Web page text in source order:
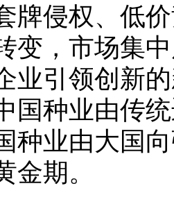
牌侵权、低
变，市场集
业引领创新
国种业由传
种业由大国
金期。